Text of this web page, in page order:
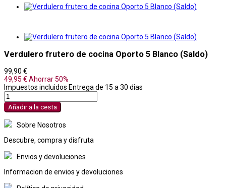
Verdulero frutero de cocina Oporto 5 Blanco (Saldo)
99,90 €
49,95 € Ahorrar 50%
Impuestos incluidos Entrega de 15 a 30 dias
Añadir a la cesta
Sobre Nosotros
Descubre, compra y disfruta
Envios y devoluciones
Informacion de envios y devoluciones